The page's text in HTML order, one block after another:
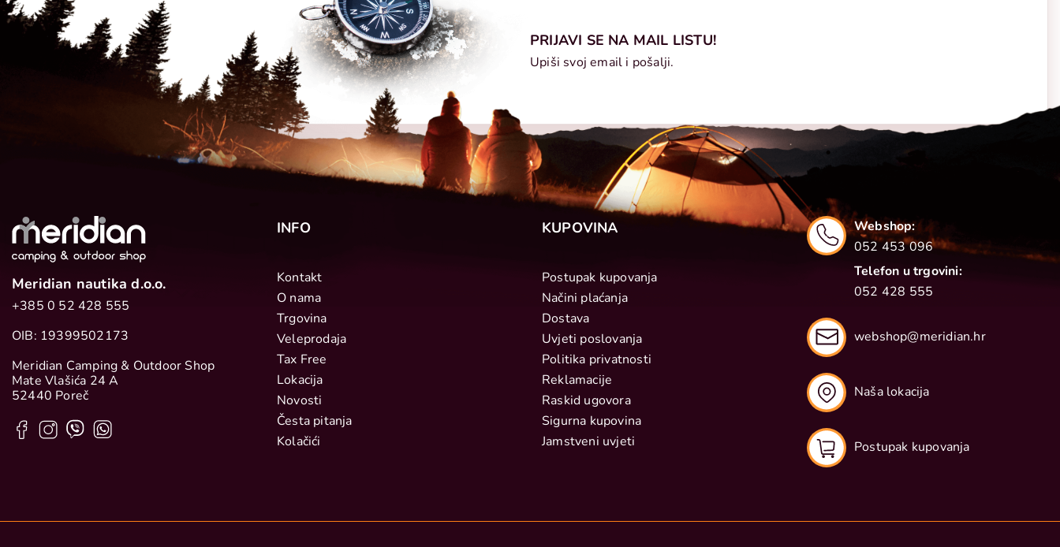
PRIJAVI SE NA MAIL LISTU!
Upiši svoj email i pošalji.
Meridian nautika d.o.o.
+385 0 52 428 555
OIB: 19399502173
Meridian Camping & Outdoor Shop
Mate Vlašića 24 A
52440 Poreč
INFO
Kontakt
O nama
Trgovina
Veleprodaja
Tax Free
Lokacija
Novosti
Česta pitanja
Kolačići
KUPOVINA
Postupak kupovanja
Načini plaćanja
Dostava
Uvjeti poslovanja
Politika privatnosti
Reklamacije
Raskid ugovora
Sigurna kupovina
Jamstveni uvjeti
Webshop:
052 453 096
Telefon u trgovini:
052 428 555
webshop@meridian.hr
Naša lokacija
Postupak kupovanja